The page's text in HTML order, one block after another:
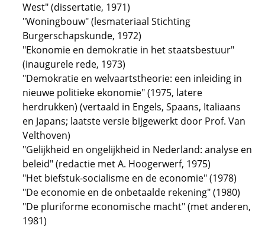
West" (dissertatie, 1971)
"Woningbouw" (lesmateriaal Stichting
Burgerschapskunde, 1972)
"Ekonomie en demokratie in het staatsbestuur"
(inaugurele rede, 1973)
"Demokratie en welvaartstheorie: een inleiding in
nieuwe politieke ekonomie" (1975, latere
herdrukken) (vertaald in Engels, Spaans, Italiaans
en Japans; laatste versie bijgewerkt door Prof. Van
Velthoven)
"Gelijkheid en ongelijkheid in Nederland: analyse en
beleid" (redactie met A. Hoogerwerf, 1975)
"Het biefstuk-socialisme en de economie" (1978)
"De economie en de onbetaalde rekening" (1980)
"De pluriforme economische macht" (met anderen,
1981)